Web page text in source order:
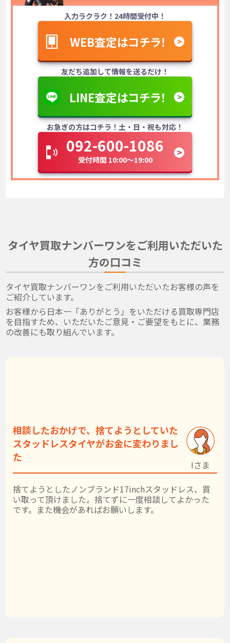
入力ラクラク！24時間受付中！
WEB査定はコチラ！
友だち追加して情報を送るだけ！
LINE査定はコチラ！
お急ぎの方はコチラ！土・日・祝も対応！
092-600-1086
受付時間 10:00～19:00
タイヤ買取ナンバーワンをご利用いただいた
方の口コミ
タイヤ買取ナンバーワンをご利用いただいたお客様の声を
ご紹介しています。
お客様から日本一「ありがとう」をいただける買取専門店
を目指すため、いただいたご意見・ご要望をもとに、業務
の改善にも取り組んでいます。
相談したおかげで、捨てようとしていた
スタッドレスタイヤがお金に変わりまし
た
捨てようとしたノンブランド17inchスタッドレス、買
い取って頂けました。捨てずに一度相談してよかった
です。また機会があればお願いします。
Iさま